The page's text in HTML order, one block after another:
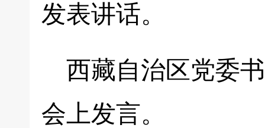
发表讲话。
西藏自治区党委
会上发言。